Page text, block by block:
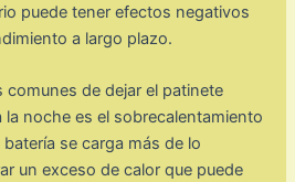
puede tener efectos negativos
a largo plazo.
de dejar el patinete
noche es el sobrecalentamiento
se carga más de lo
un exceso de calor que puede